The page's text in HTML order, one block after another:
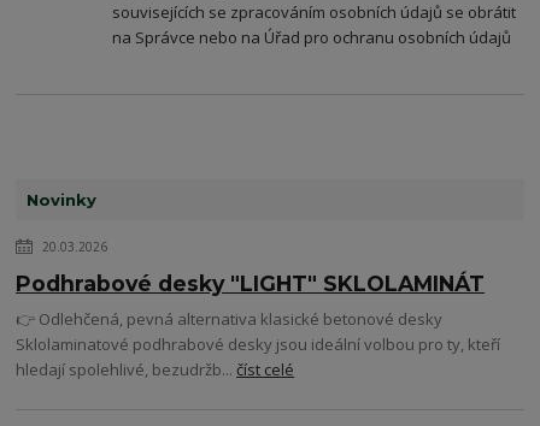
Novinky
20.03.2026
Podhrabové desky "LIGHT" SKLOLAMINÁT
👉 Odlehčená, pevná alternativa klasické betonové desky
Sklolaminatové podhrabové desky jsou ideální volbou pro ty, kteří
hledají spolehlivé, bezudržb...číst celé
souvisejících se zpracováním osobních údajů se obrátit
na Správce nebo na Úřad pro ochranu osobních údajů